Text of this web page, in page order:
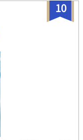
たことすべてが意味
めてしまった。 そ
いき）と出会い、と
褒めるだけの簡単な
、詐欺ではないの
もなく一文無しの園
た――。 ※第10回BL小
10